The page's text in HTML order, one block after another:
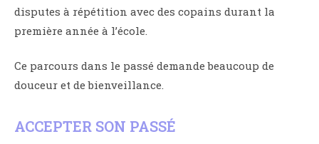
disputes à répétition avec des copains durant la
première année à l’école.
Ce parcours dans le passé demande beaucoup de
douceur et de bienveillance.
ACCEPTER SON PASSÉ